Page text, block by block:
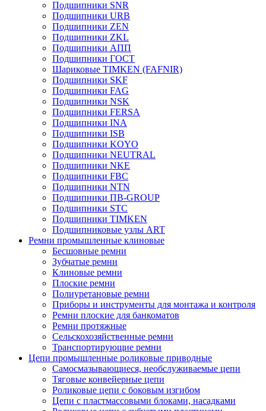
Подшипники SNR
Подшипники URB
Подшипники ZEN
Подшипники ZKL
Подшипники АПП
Подшипники ГОСТ
Шариковые ТІMKEN (FAFNIR)
Подшипники SKF
Подшипники FAG
Подшипники NSK
Подшипники FERSA
Подшипники INA
Подшипники ISB
Подшипники KOYO
Подшипники NEUTRAL
Подшипники NKE
Подшипники FBC
Подшипники NTN
Подшипники ПВ-GROUP
Подшипники STC
Подшипники TIMKEN
Подшипниковые узлы ART
Ремни промышленные клиновые
Бесшовные ремни
Зубчатые ремни
Клиновые ремни
Плоские ремни
Полиуретановые ремни
Приборы и инструменты для монтажа и контроля
Ремни плоские для банкоматов
Ремни протяжные
Сельскохозяйственные ремни
Транспортирующие ремни
Цепи промышленные роликовые приводные
Самосмазывающиеся, необслуживаемые цепи
Тяговые конвейерные цепи
Роликовые цепи с боковым изгибом
Цепи с пластмассовыми блоками, насадками